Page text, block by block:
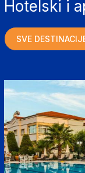
Hotelski i
SVE